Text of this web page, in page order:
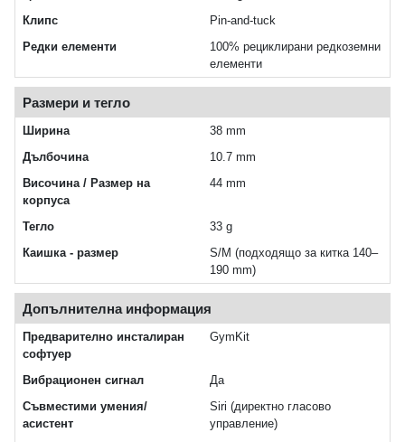
Клипс
Pin‑and‑tuck
Редки елементи
100% рециклирани редкоземни
елементи
Размери и тегло
Ширина
38 mm
Дълбочина
10.7 mm
Височина / Размер на
корпуса
44 mm
Тегло
33 g
Каишка - размер
S/M (подходящо за китка 140–
190 mm)
Допълнителна информация
Предварително инсталиран
софтуер
GymKit
Вибрационен сигнал
Да
Съвместими умения/
асистент
Siri (директно гласово
управление)